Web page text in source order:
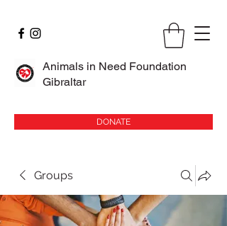
Animals in Need Foundation
Gibraltar
DONATE
Groups